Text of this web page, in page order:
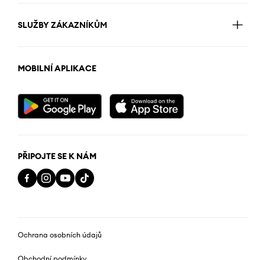
SLUŽBY ZÁKAZNÍKŮM
MOBILNÍ APLIKACE
PŘIPOJTE SE K NÁM
Ochrana osobních údajů